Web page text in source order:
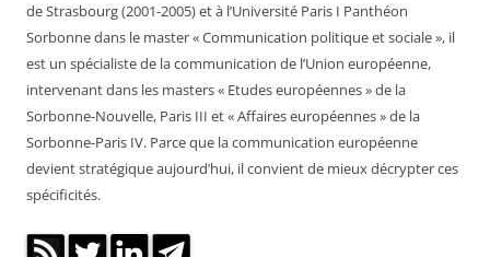
de Strasbourg (2001-2005) et à l’Université Paris I Panthéon
Sorbonne dans le master « Communication politique et sociale », il
est un spécialiste de la communication de l’Union européenne,
intervenant dans les masters « Etudes européennes » de la
Sorbonne-Nouvelle, Paris III et « Affaires européennes » de la
Sorbonne-Paris IV. Parce que la communication européenne
devient stratégique aujourd’hui, il convient de mieux décrypter ces
spécificités.